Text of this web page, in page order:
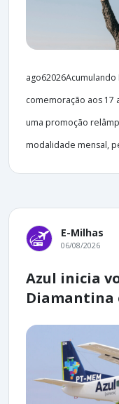
comemoração aos 17
uma promoção
modalidade mensal,
E-Milhas
06/08/2026
Azul inicia
Diamantina